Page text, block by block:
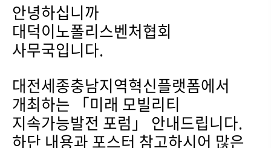
안녕하십니까
대덕이노폴리스벤처협회
사무국입니다.
대전세종충남지역혁신플랫폼에서
개최하는 「미래 모빌리티
지속가능발전 포럼」 안내드립니다.
하단 내용과 포스터 참고하시어 많은